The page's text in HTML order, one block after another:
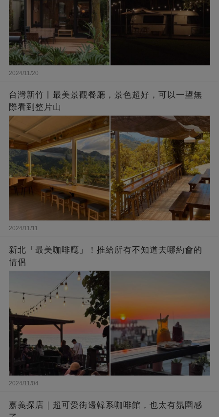
2024/11/20
台灣新竹丨最美景觀餐廳，景色超好，可以一望無
際看到整片山
2024/11/11
新北「最美咖啡廳」！推給所有不知道去哪約會的
情侶
2024/11/04
嘉義探店｜超可愛街邊韓系咖啡館，也太有氛圍感